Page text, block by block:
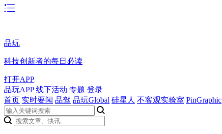
品玩
科技创新者的每日必读
打开APP
品玩APP 线下活动 专题 登录
首页 实时要闻 品驾 品玩Global 硅星人 不客观实验室 PinGraphic